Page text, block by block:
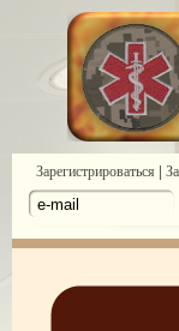
Зарегистрироваться |